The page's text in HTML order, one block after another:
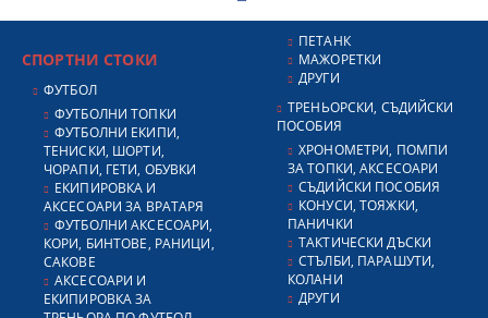
СПОРТНИ СТОКИ
ФУТБОЛ
ФУТБОЛНИ ТОПКИ
ФУТБОЛНИ ЕКИПИ,
ТЕНИСКИ, ШОРТИ,
ЧОРАПИ, ГЕТИ, ОБУВКИ
ЕКИПИРОВКА И
АКСЕСОАРИ ЗА ВРАТАРЯ
ФУТБОЛНИ АКСЕСОАРИ,
КОРИ, БИНТОВЕ, РАНИЦИ,
САКОВЕ
АКСЕСОАРИ И
ЕКИПИРОВКА ЗА
ПЕТАНК
МАЖОРЕТКИ
ДРУГИ
ТРЕНЬОРСКИ, СЪДИЙСКИ
ПОСОБИЯ
ХРОНОМЕТРИ, ПОМПИ
ЗА ТОПКИ, АКСЕСОАРИ
СЪДИЙСКИ ПОСОБИЯ
КОНУСИ, ТОЯЖКИ,
ПАНИЧКИ
ТАКТИЧЕСКИ ДЪСКИ
СТЪЛБИ, ПАРАШУТИ,
КОЛАНИ
ДРУГИ